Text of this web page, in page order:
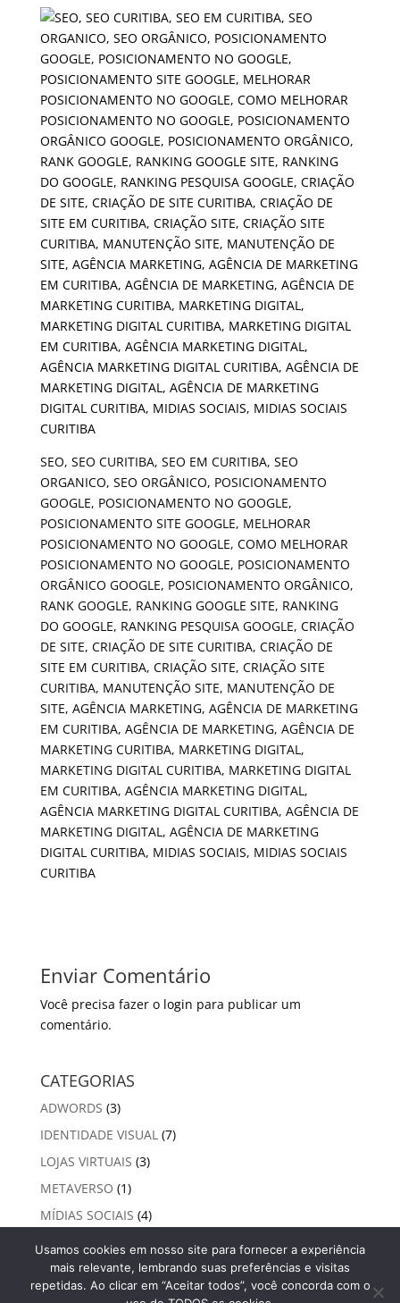
SEO, SEO CURITIBA, SEO EM CURITIBA, SEO
ORGANICO, SEO ORGÂNICO, POSICIONAMENTO
GOOGLE, POSICIONAMENTO NO GOOGLE,
POSICIONAMENTO SITE GOOGLE, MELHORAR
POSICIONAMENTO NO GOOGLE, COMO MELHORAR
POSICIONAMENTO NO GOOGLE, POSICIONAMENTO
ORGÂNICO GOOGLE, POSICIONAMENTO ORGÂNICO,
RANK GOOGLE, RANKING GOOGLE SITE, RANKING
DO GOOGLE, RANKING PESQUISA GOOGLE, CRIAÇÃO
DE SITE, CRIAÇÃO DE SITE CURITIBA, CRIAÇÃO DE
SITE EM CURITIBA, CRIAÇÃO SITE, CRIAÇÃO SITE
CURITIBA, MANUTENÇÃO SITE, MANUTENÇÃO DE
SITE, AGÊNCIA MARKETING, AGÊNCIA DE MARKETING
EM CURITIBA, AGÊNCIA DE MARKETING, AGÊNCIA DE
MARKETING CURITIBA, MARKETING DIGITAL,
MARKETING DIGITAL CURITIBA, MARKETING DIGITAL
EM CURITIBA, AGÊNCIA MARKETING DIGITAL,
AGÊNCIA MARKETING DIGITAL CURITIBA, AGÊNCIA DE
MARKETING DIGITAL, AGÊNCIA DE MARKETING
DIGITAL CURITIBA, MIDIAS SOCIAIS, MIDIAS SOCIAIS
CURITIBA
Enviar Comentário
Você precisa fazer o login para publicar um
comentário.
CATEGORIAS
ADWORDS (3)
IDENTIDADE VISUAL(7)
LOJAS VIRTUAIS (3)
METAVERSO (1)
MÍDIAS SOCIAIS (4)
SEO ORGÂNICO
VIDEO MARKETING(1)
WEBSITES(17)
Usamos cookies em nosso site para fornecer a experiência
mais relevante, lembrando suas preferências e visitas
repetidas. Ao clicar em “Aceitar todos”, você concorda com o